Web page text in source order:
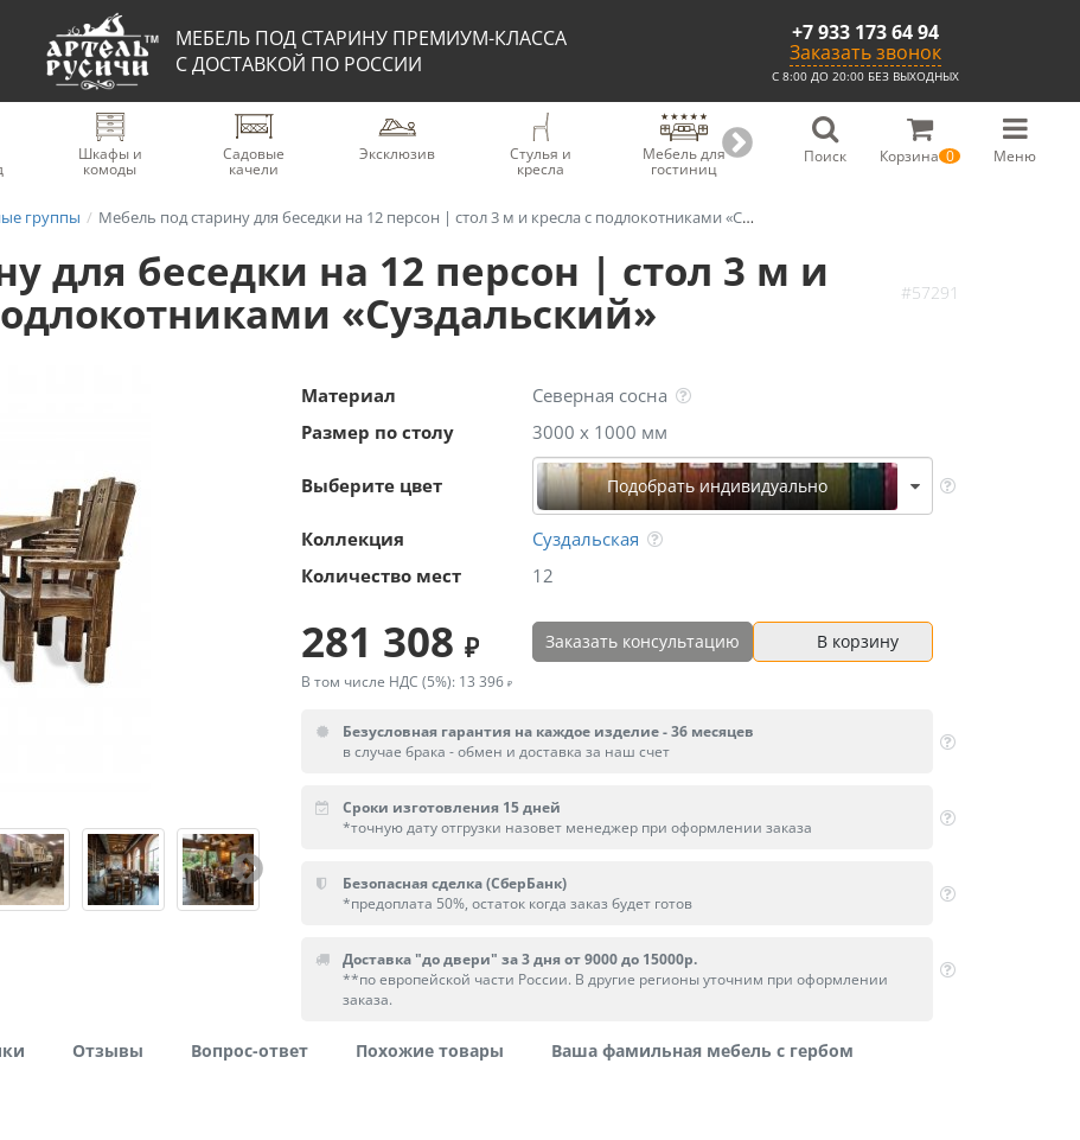
МЕБЕЛЬ ПОД СТАРИНУ ПРЕМИУМ-КЛАССА
С ДОСТАВКОЙ ПО РОССИИ
+7 933 173 64 94
Заказать звонок
С 8:00 ДО 20:00 БЕЗ ВЫХОДНЫХ
Шкафы и
комоды
Садовые
качели
Эксклюзив Стулья и
кресла
Мебель для
гостиниц
Мебель для Скамьи из
массива
Поиск Корзина 0 Меню
группы Мебель под старину для беседки на 12 персон | стол 3 м и кресла с подлокотниками «Суздальский»
для беседки на 12 персон | стол 3 м и
«Суздальский»
#57291
Материал
Северная сосна
Размер по столу
3000 х 1000 мм
Выберите цвет Подобрать индивидуально
Коллекция
Суздальская
Количество мест
12
281 308 Заказать консультацию В корзину
В том числе НДС (5%): 13 396
Безусловная гарантия на каждое изделие - 36 месяцев
в случае брака - обмен и доставка за наш счет
Сроки изготовления 15 дней
*точную дату отгрузки назовет менеджер при оформлении заказа
Безопасная сделка (СберБанк)
*предоплата 50%, остаток когда заказ будет готов
Доставка "до двери" за 3 дня от 9000 до 15000р.
**по европейской части России. В другие регионы уточним при оформлении
заказа.
Отзывы Вопрос-ответ Похожие товары Ваша фамильная мебель с гербом